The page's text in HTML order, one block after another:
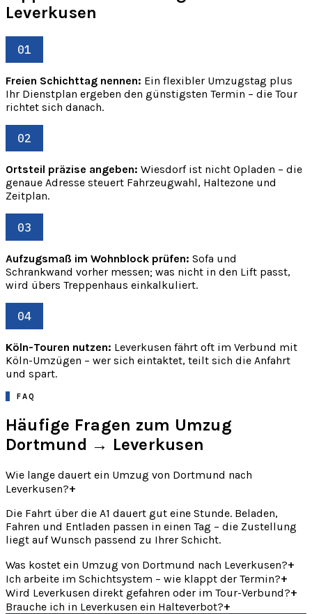
Leverkusen
01
Freien Schichttag nennen: Ein flexibler Umzugstag plus
Ihr Dienstplan ergeben den günstigsten Termin – die Tour
richtet sich danach.
02
Ortsteil präzise angeben: Wiesdorf ist nicht Opladen – die
genaue Adresse steuert Fahrzeugwahl, Haltezone und
Zeitplan.
03
Aufzugsmaß im Wohnblock prüfen: Sofa und
Schrankwand vorher messen; was nicht in den Lift passt,
wird übers Treppenhaus einkalkuliert.
04
Köln-Touren nutzen: Leverkusen fährt oft im Verbund mit
Köln-Umzügen – wer sich eintaktet, teilt sich die Anfahrt
und spart.
FAQ
Häufige Fragen zum Umzug
Dortmund → Leverkusen
Wie lange dauert ein Umzug von Dortmund nach
Leverkusen?+
Die Fahrt über die A1 dauert gut eine Stunde. Beladen,
Fahren und Entladen passen in einen Tag – die Zustellung
liegt auf Wunsch passend zu Ihrer Schicht.
Was kostet ein Umzug von Dortmund nach Leverkusen?+
Ich arbeite im Schichtsystem – wie klappt der Termin?+
Wird Leverkusen direkt gefahren oder im Tour-Verbund?+
Brauche ich in Leverkusen ein Halteverbot?+